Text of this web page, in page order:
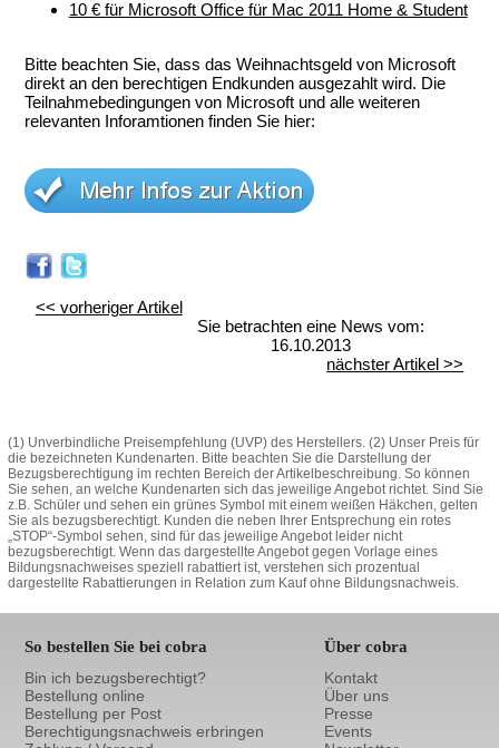
10 € für Microsoft Office für Mac 2011 Home & Student
Bitte beachten Sie, dass das Weihnachtsgeld von Microsoft
direkt an den berechtigen Endkunden ausgezahlt wird. Die
Teilnahmebedingungen von Microsoft und alle weiteren
relevanten Inforamtionen finden Sie hier:
<< vorheriger Artikel
Sie betrachten eine News vom:
16.10.2013
nächster Artikel >>
(1) Unverbindliche Preisempfehlung (UVP) des Herstellers. (2) Unser Preis für
die bezeichneten Kundenarten. Bitte beachten Sie die Darstellung der
Bezugsberechtigung im rechten Bereich der Artikelbeschreibung. So können
Sie sehen, an welche Kundenarten sich das jeweilige Angebot richtet. Sind Sie
z.B. Schüler und sehen ein grünes Symbol mit einem weißen Häkchen, gelten
Sie als bezugsberechtigt. Kunden die neben Ihrer Entsprechung ein rotes
„STOP“-Symbol sehen, sind für das jeweilige Angebot leider nicht
bezugsberechtigt. Wenn das dargestellte Angebot gegen Vorlage eines
Bildungsnachweises speziell rabattiert ist, verstehen sich prozentual
dargestellte Rabattierungen in Relation zum Kauf ohne Bildungsnachweis.
So bestellen Sie bei cobra
Bin ich bezugsberechtigt?
Bestellung online
Bestellung per Post
Berechtigungsnachweis erbringen
Über cobra
Kontakt
Über uns
Presse
Events